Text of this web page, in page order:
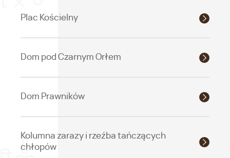
Plac Kościelny
Dom pod Czarnym Orłem
Dom Prawników
Kolumna zarazy i rzeźba tańczących
chłopów